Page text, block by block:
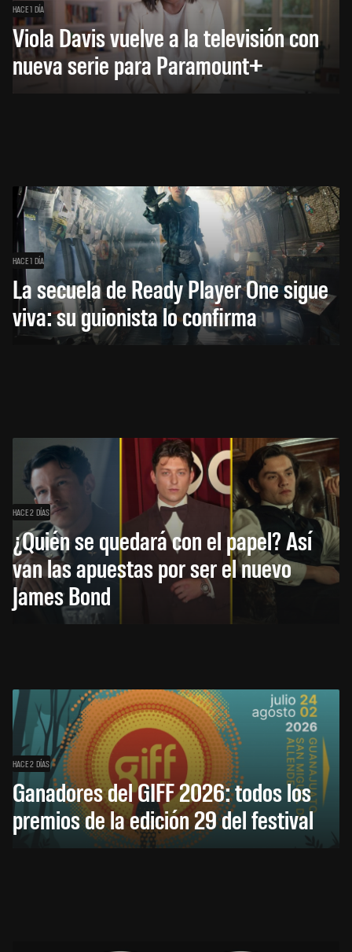
HACE 1 DÍA
Viola Davis vuelve a la televisión con
nueva serie para Paramount+
HACE 1 DÍA
La secuela de Ready Player One sigue
viva: su guionista lo confirma
HACE 2 DÍAS
¿Quién se quedará con el papel? Así
van las apuestas por ser el nuevo
James Bond
HACE 2 DÍAS
Ganadores del GIFF 2026: todos los
premios de la edición 29 del festival